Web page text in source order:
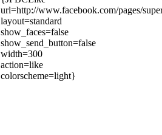
url=http://www.facebook.com/pages/
layout=standard
show_faces=false
show_send_button=false
width=300
action=like
colorscheme=light}